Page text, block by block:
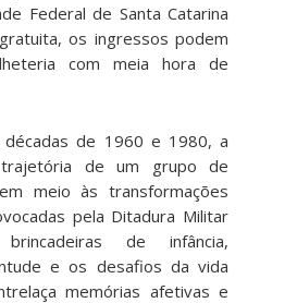
Federal de Santa Catarina
os ingressos podem
com meia hora de
de 1960 e 1980, a
de um grupo de
meio às transformações
pela Ditadura Militar
de infância,
e os desafios da vida
memórias afetivas e